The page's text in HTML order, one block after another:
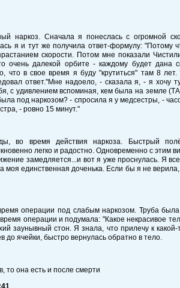
наркоз. Сначала я понеслась с огромной
я и тут же получила ответ-формулу: "Потому
скорости. Потом мне показали
очень далекой орбите - каждому будет дана
что в свое время я буду "крутиться" там 8
ответ."Мне надоело, - сказала я, - я хочу
с удивлением вспоминая, кем была на земле
под наркозом? - спросила я у медсестры, -
- ровно 15 минут."
во время действия наркоза. Быстрый
легко и радостно. Одновременно с этим
замедляется...и вот я уже проснулась. Я
моя единственная доченька. Если бы я не верила,
операции под слабым наркозом. Труба была
операции и подумала: "Какое некрасивое
заунывный стон. Я знала, что прилечу к
до ячейки, быстро вернулась обратно в тело.
то она есть и после смерти